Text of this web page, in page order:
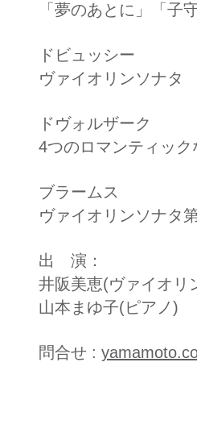
「夢のあとに」「子守
ドビュッシー
ヴァイオリンソナタ
ドヴォルザーク
4つのロマンティック
ブラームス
ヴァイオリンソナタ
​出 演：
井阪美恵(ヴァイオリ
山本まゆ子(ピアノ)​
問合せ :